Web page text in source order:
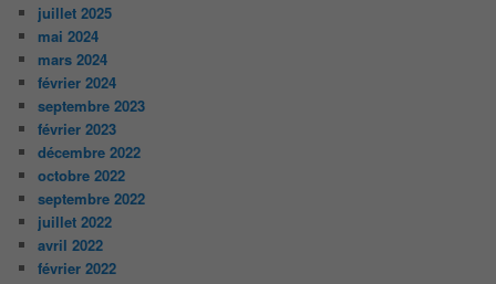
juillet 2025
mai 2024
mars 2024
février 2024
septembre 2023
février 2023
décembre 2022
octobre 2022
septembre 2022
juillet 2022
avril 2022
février 2022